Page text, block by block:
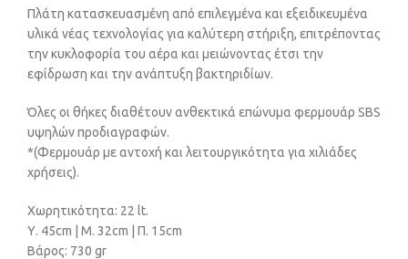
Πλάτη κατασκευασμένη από επιλεγμένα και εξειδικευμένα
υλικά νέας τεχνολογίας για καλύτερη στήριξη, επιτρέποντας
την κυκλοφορία του αέρα και μειώνοντας έτσι την
εφίδρωση και την ανάπτυξη βακτηριδίων.
Όλες οι θήκες διαθέτουν ανθεκτικά επώνυμα φερμουάρ SBS
υψηλών προδιαγραφών.
*(Φερμουάρ με αντοχή και λειτουργικότητα για χιλιάδες
χρήσεις).
Χωρητικότητα: 22 lt.
Υ. 45cm | Μ. 32cm | Π. 15cm
Βάρος: 730 gr